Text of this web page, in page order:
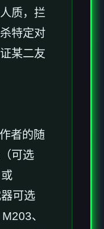
质，拦
特定对
某二友
者的随
可选
可选
、